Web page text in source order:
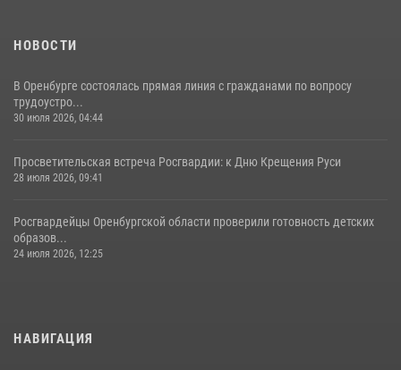
НОВОСТИ
В Оренбурге состоялась прямая линия с гражданами по вопросу
трудоустро...
30 июля 2026, 04:44
Просветительская встреча Росгвардии: к Дню Крещения Руси
28 июля 2026, 09:41
Росгвардейцы Оренбургской области проверили готовность детских
образов...
24 июля 2026, 12:25
НАВИГАЦИЯ